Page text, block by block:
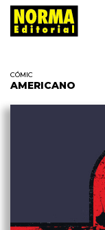
CÓMIC
AMERICANO